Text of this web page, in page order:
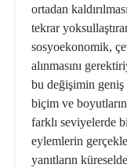
ortadan
tekrar
sosyoekonomik,
alınmasını
bu değişimin
biçim ve
farklı seviyelerde
eylemlerin
yanıtların